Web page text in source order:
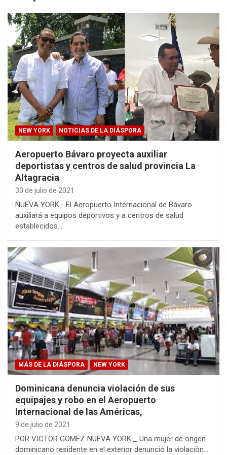
NEW YORK NOTICIAS DE LA DIÁSPORA
Aeropuerto Bávaro proyecta auxiliar
deportistas y centros de salud provincia La
Altagracia
30 de julio de 2021
NUEVA YORK.- El Aeropuerto Internacional de Bávaro
auxiliará a equipos deportivos y a centros de salud
establecidos…
MÁS DE LA DIÁSPORA NEW YORK
Dominicana denuncia violación de sus
equipajes y robo en el Aeropuerto
Internacional de las Américas,
9 de julio de 2021
​POR VICTOR GOMEZ NUEVA YORK._ ​Una mujer de origen
dominicano residente en el exterior denunció la violación…